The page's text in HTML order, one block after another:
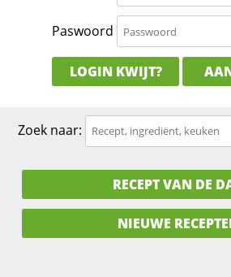
Paswoord
LOGIN KWIJT?
Zoek naar:
RECEPT VAN DE
NIEUWE